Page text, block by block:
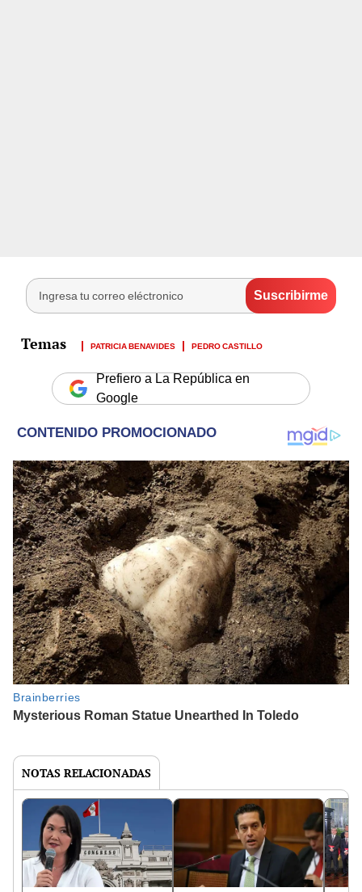
PATRICIA BENAVIDES PEDRO CASTILLO
Prefiero a La República en
Google
NOTAS RELACIONADAS